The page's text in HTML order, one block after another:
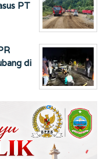
PT
di